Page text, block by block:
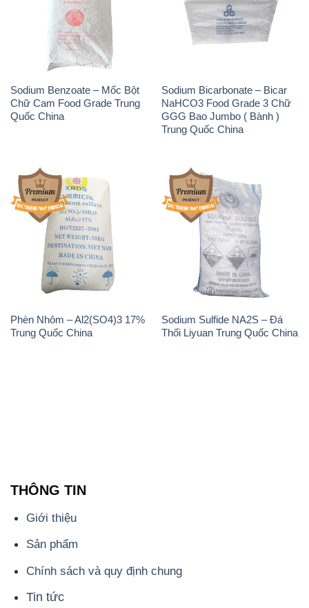
Sodium Benzoate – Mốc Bột
Chữ Cam Food Grade Trung
Quốc China
Sodium Bicarbonate – Bicar
NaHCO3 Food Grade 3 Chữ
GGG Bao Jumbo ( Bành )
Trung Quốc China
Phèn Nhôm – Al2(SO4)3 17%
Trung Quốc China
Sodium Sulfide NA2S – Đá
Thối Liyuan Trung Quốc China
THÔNG TIN
Giới thiệu
Sản phẩm
Chính sách và quy định chung
Tin tức